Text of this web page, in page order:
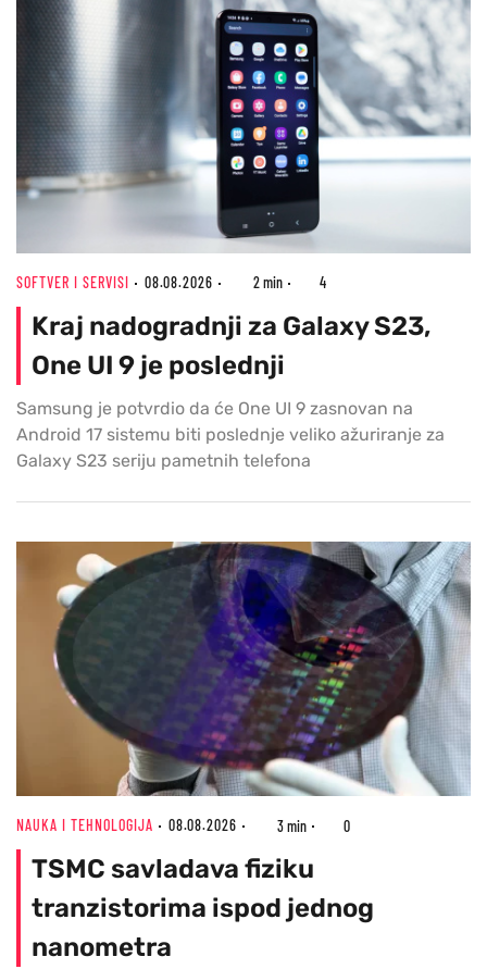
SOFTVER I SERVISI 08.08.2026 2 min 4
Kraj nadogradnji za Galaxy S23,
One UI 9 je poslednji
Samsung je potvrdio da će One UI 9 zasnovan na
Android 17 sistemu biti poslednje veliko ažuriranje za
Galaxy S23 seriju pametnih telefona
NAUKA I TEHNOLOGIJA 08.08.2026 3 min 0
TSMC savladava fiziku
tranzistorima ispod jednog
nanometra